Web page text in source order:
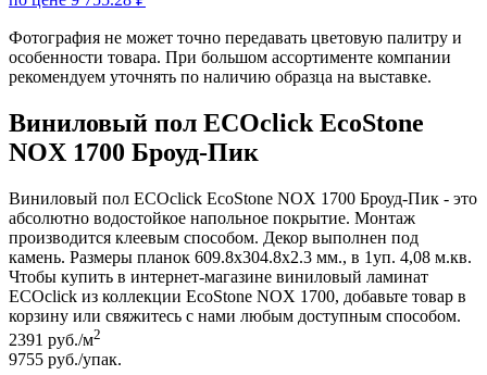
Фотография не может точно передавать цветовую палитру и
особенности товара. При большом ассортименте компании
рекомендуем уточнять по наличию образца на выставке.
Виниловый пол ECOclick EcoStone
NOX 1700 Броуд-Пик
Виниловый пол ECOclick EcoStone NOX 1700 Броуд-Пик - это
абсолютно водостойкое напольное покрытие. Монтаж
производится клеевым способом. Декор выполнен под
камень. Размеры планок 609.8x304.8x2.3 мм., в 1уп. 4,08 м.кв.
Чтобы купить в интернет-магазине виниловый ламинат
ECOclick из коллекции EcoStone NOX 1700, добавьте товар в
корзину или свяжитесь с нами любым доступным способом.
2391 руб./м2
9755 руб./упак.